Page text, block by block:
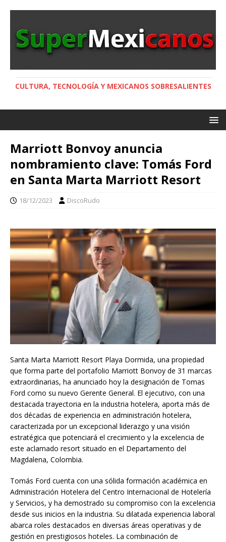
CULTURA, TECNOLOGÍA Y MEXICANOS SOBRESALIENTES
Marriott Bonvoy anuncia
nombramiento clave: Tomás Ford
en Santa Marta Marriott Resort
18/12/2023 DiscoRudo
Santa Marta Marriott Resort Playa Dormida, una propiedad
que forma parte del portafolio Marriott Bonvoy de 31 marcas
extraordinarias, ha anunciado hoy la designación de Tomas
Ford como su nuevo Gerente General. El ejecutivo, con una
destacada trayectoria en la industria hotelera, aporta más de
dos décadas de experiencia en administración hotelera,
caracterizada por un excepcional liderazgo y una visión
estratégica que potenciará el crecimiento y la excelencia de
este aclamado resort situado en el Departamento del
Magdalena, Colombia.
Tomás Ford cuenta con una sólida formación académica en
Administración Hotelera del Centro Internacional de Hotelería
y Servicios, y ha demostrado su compromiso con la excelencia
desde sus inicios en la industria. Su dilatada experiencia laboral
abarca roles destacados en diversas áreas operativas y de
gestión en prestigiosos hoteles. La combinación de